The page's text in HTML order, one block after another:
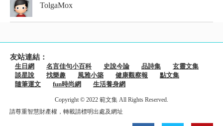
TolgaMox
友站連結：
生日網 名言佳句小百科 史說今論 品詩集
玄靈文集
談星說
找樂趣 風雅小築 健康觀察報
點文集
隨筆運文
fun時尚網 生活養身網
Copyright © 2022 範文集 All Rights Reserved.
請尊重智慧財產權，轉載請標明出處及網址